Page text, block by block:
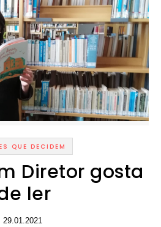
QUE DECIDEM
Diretor gosta
ler
29.01.2021